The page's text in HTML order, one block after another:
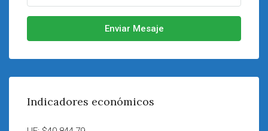
Enviar Mesaje
Indicadores económicos